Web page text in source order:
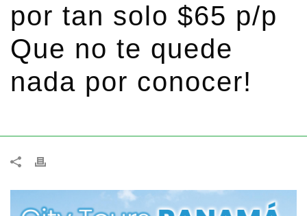
por tan solo $65 p/p
Que no te quede
nada por conocer!